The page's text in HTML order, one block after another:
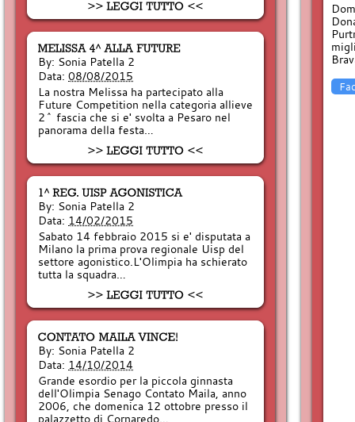
By: Sonia Patella 2
Data: 08/08/2015
La nostra Melissa ha partecipato alla
Future Competition nella categoria allieve
2^ fascia che si e' svolta a Pesaro nel
panorama della festa…
By: Sonia Patella 2
Data: 14/02/2015
Sabato 14 febbraio 2015 si e' disputata a
Milano la prima prova regionale Uisp del
settore agonistico.L'Olimpia ha schierato
tutta la squadra…
By: Sonia Patella 2
Data: 14/10/2014
Grande esordio per la piccola ginnasta
dell'Olimpia Senago Contato Maila, anno
2006, che domenica 12 ottobre presso il
palazzetto di Cornaredo…